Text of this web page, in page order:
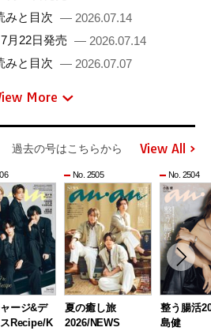
みと目次 — 2026.07.14
月22日発売 — 2026.07.14
みと目次 — 2026.07.07
More
過去の号はこちらから View All
ージ&デ
スRecipe/K
No. 2505
夏の癒し旅
2026/NEWS
No. 2504
整う腸活
島健